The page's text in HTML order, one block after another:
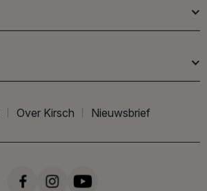
Over Kirsch Nieuwsbrief